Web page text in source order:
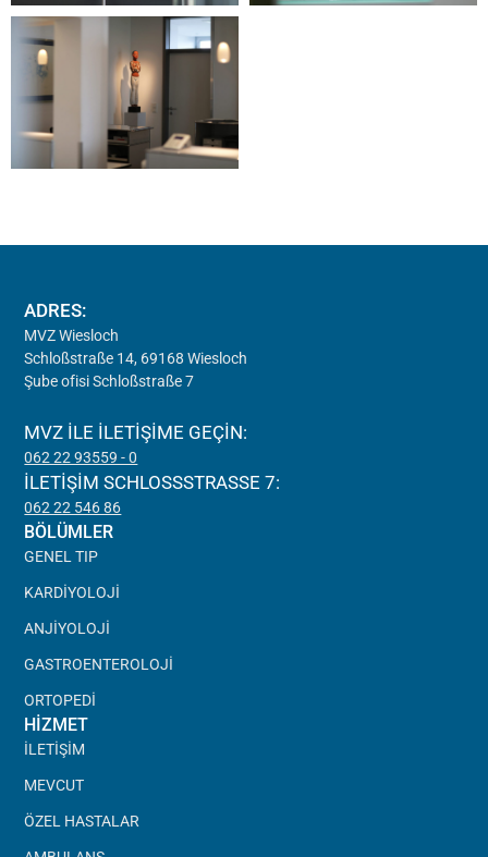
ADRES:
MVZ Wiesloch
Schloßstraße 14, 69168 Wiesloch
Şube ofisi Schloßstraße 7
MVZ ILE ILETIŞIME GEÇIN:
062 22 93559 - 0
İLETIŞIM SCHLOSSSTRASSE 7:
062 22 546 86
BÖLÜMLER
GENEL TIP
KARDIYOLOJI
ANJIYOLOJI
GASTROENTEROLOJI
ORTOPEDI
HIZMET
İLETIŞIM
MEVCUT
ÖZEL HASTALAR